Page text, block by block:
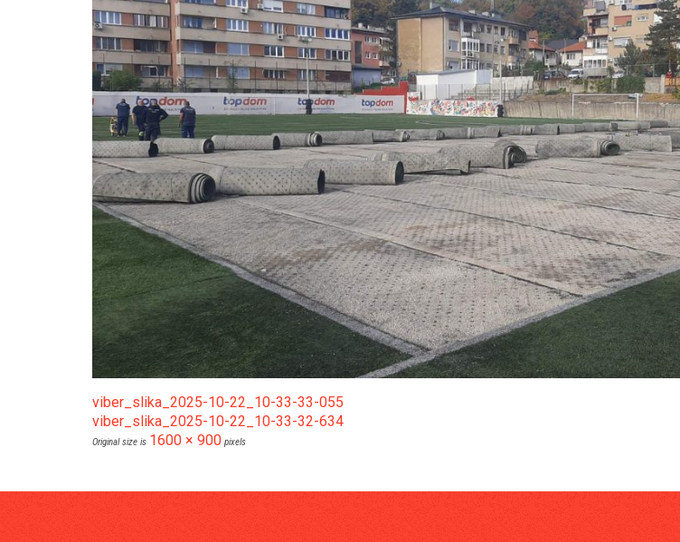
viber_slika_2025-10-22_10-33-33-055
viber_slika_2025-10-22_10-33-32-634
Original size is 1600 × 900 pixels